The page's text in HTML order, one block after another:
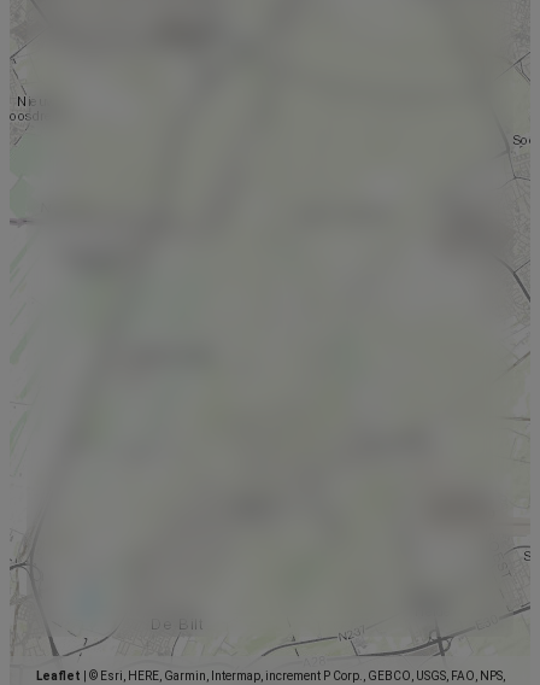
Leaflet
© Esri, HERE, Garmin, Intermap, increment P Corp., GEBCO, USGS, FAO, NPS,